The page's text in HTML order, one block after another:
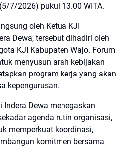
7/2026) pukul 13.00 WITA.
oleh Ketua KJI
Dewa, tersebut dihadiri oleh
KJI Kabupaten Wajo. Forum
menyusun arah kebijakan
program kerja yang akan
kepengurusan.
Indera Dewa menegaskan
agenda rutin organisasi,
memperkuat koordinasi,
komitmen bersama